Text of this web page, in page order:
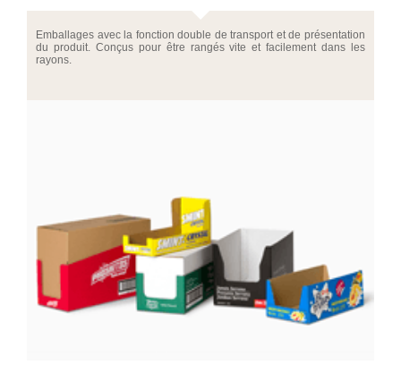
Emballages avec la fonction double de transport et de présentation
du produit. Conçus pour être rangés vite et facilement dans les
rayons.